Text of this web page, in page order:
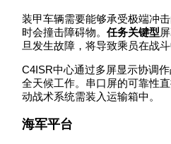
装甲车辆需要能够承受极端冲
时会撞击障碍物。任务关键型
旦发生故障，将导致乘员在战斗
C4ISR中心通过多屏显示协调
全天候工作。串口屏的可靠性
动战术系统需装入运输箱中。
海军平台